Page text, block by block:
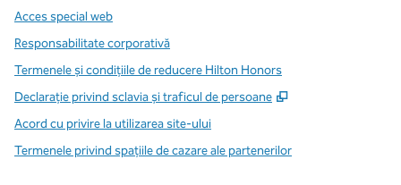
Acces special web
Responsabilitate corporativă
Termenele și condițiile de reducere Hilton Honors
Declarație privind sclavia și traficul de persoane
,
Acord cu privire la utilizarea site-ului
Termenele privind spațiile de cazare ale partenerilor